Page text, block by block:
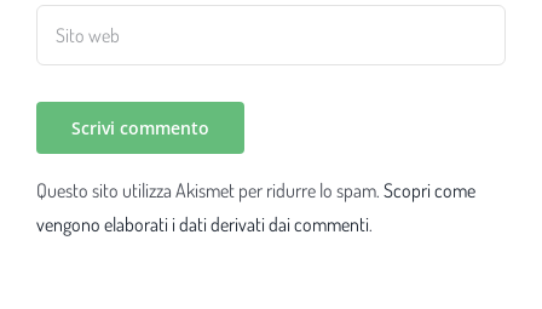
Questo sito utilizza Akismet per ridurre lo spam. Scopri come
vengono elaborati i dati derivati dai commenti.